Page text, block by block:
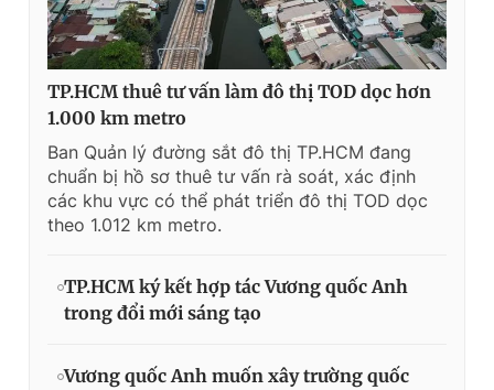
TP.HCM thuê tư vấn làm đô thị TOD dọc hơn
1.000 km metro
Ban Quản lý đường sắt đô thị TP.HCM đang
chuẩn bị hồ sơ thuê tư vấn rà soát, xác định
các khu vực có thể phát triển đô thị TOD dọc
theo 1.012 km metro.
TP.HCM ký kết hợp tác Vương quốc Anh
trong đổi mới sáng tạo
Vương quốc Anh muốn xây trường quốc